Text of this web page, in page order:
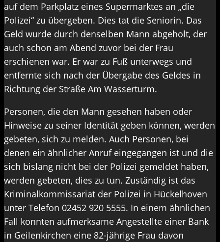
auf dem Parkplatz eines Supermarktes an „die
Polizei“ zu übergeben. Dies tat die Seniorin. Das
Geld wurde durch denselben Mann abgeholt, der
auch schon am Abend zuvor bei der Frau
erschienen war. Er war zu Fuß unterwegs und
entfernte sich nach der Übergabe des Geldes in
Richtung der Straße Am Wasserturm.
Personen, die den Mann gesehen haben oder
Hinweise zu seiner Identität geben können, werden
gebeten, sich zu melden. Auch Personen, bei
denen ein ähnlicher Anruf eingegangen ist und die
sich bislang nicht bei der Polizei gemeldet haben,
werden gebeten, dies zu tun. Zuständig ist das
Kriminalkommissariat der Polizei in Hückelhoven
unter Telefon 02452 920 5555. In einem ähnlichen
Fall konnten aufmerksame Angestellte einer Bank
in Geilenkirchen eine 82-jährige Frau davon